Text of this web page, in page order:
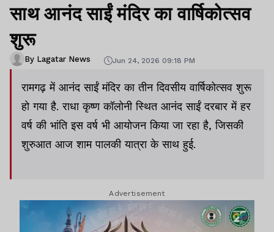
साथ आनंद साईं मंदिर का वार्षिकोत्सव
शुरू
By Lagatar News Jun 24, 2026 09:18 PM
रामगढ़ में आनंद साईं मंदिर का तीन दिवसीय वार्षिकोत्सव शुरू
हो गया है. राधा कृष्ण कॉलोनी स्थित आनंद साईं दरबार में हर
वर्ष की भांति इस वर्ष भी आयोजन किया जा रहा है, जिसकी
शुरुआत आज शाम पालकी यात्रा के साथ हुई.
Advertisement